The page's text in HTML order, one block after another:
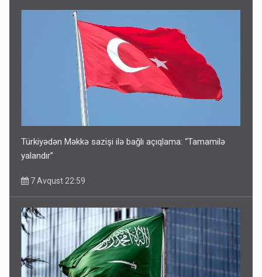
Türkiyədən Məkkə sazişi ilə bağlı açıqlama: “Tamamilə
yalandır”
7 Avqust 22:59